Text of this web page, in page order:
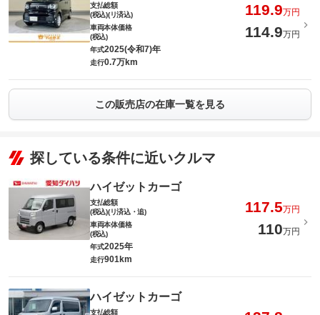
支払総額
(税込)(リ済込)
119.9万円
車両本体価格
(税込)
114.9万円
年式2025(令和7)年
走行0.7万km
この販売店の在庫一覧を見る
探している条件に近いクルマ
ハイゼットカーゴ
支払総額
(税込)(リ済込・追)
117.5万円
車両本体価格
(税込)
110万円
年式2025年
走行901km
ハイゼットカーゴ
支払総額